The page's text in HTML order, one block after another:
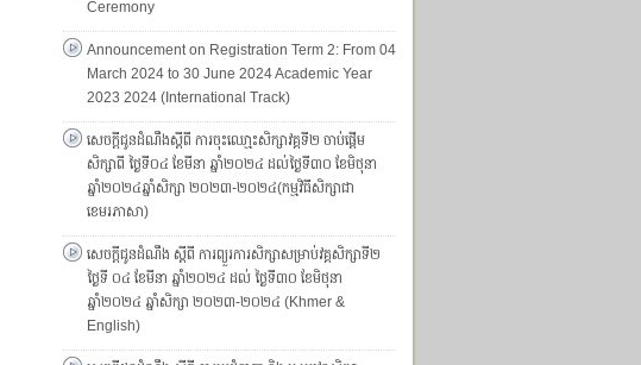
Ceremony
Announcement on Registration Term 2: From 04
March 2024 to 30 June 2024 Academic Year
2023 2024 (International Track)
សេចក្តីជូនដំណឹងស្តីពី ការចុះឈោ្មះសិក្សាវគ្គទី២ ចាប់ផ្តើម
សិក្សាពី ថ្ងៃទី០៤ ខែមីនា ឆ្នាំ២០២៤ ដល់ថ្ងៃទី៣០ ខែមិថុនា
ឆ្នាំ២០២៤ឆ្នាំសិក្សា ២០២៣-២០២៤(កម្មវិធីសិក្សាជា
ខេមរភាសា)
សេចក្ដីជូនដំណឹង ស្ដីពី ការព្យួរការសិក្សាសម្រាប់វគ្គសិក្សាទី២
ថ្ងៃទី ០៤ ខែមីនា ឆ្នាំ២០២៤ ដល់ ថ្ងៃទី៣០ ខែមិថុនា
ឆ្នាំ២០២៤ ឆ្នាំសិក្សា ២០២៣-២០២៤ (Khmer &
English)